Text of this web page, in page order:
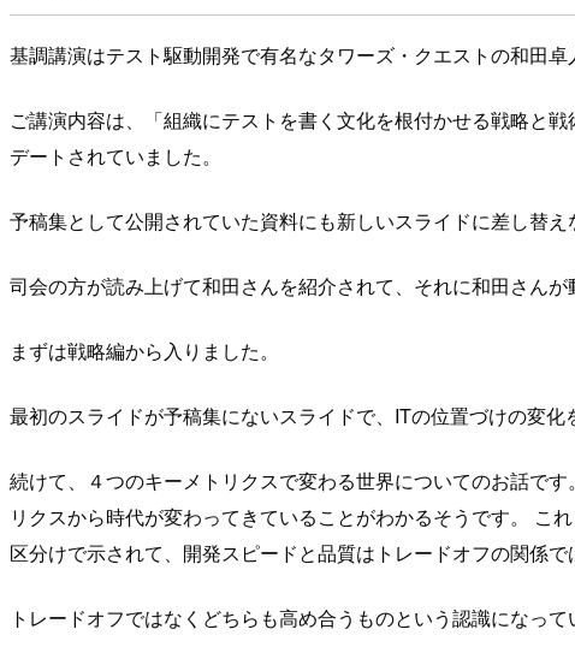
基調講演はテスト駆動開発で有名なタワーズ・クエストの和田卓
ご講演内容は、「組織にテストを書く文化を根付かせる戦略と
デートされていました。
予稿集として公開されていた資料にも新しいスライドに差し替
司会の方が読み上げて和田さんを紹介されて、それに和田さん
まずは戦略編から入りました。
最初のスライドが予稿集にないスライドで、ITの位置づけの変
続けて、４つのキーメトリクスで変わる世界についてのお話で
リクスから時代が変わってきていることがわかるそうです。 こ
区分けで示されて、開発スピードと品質はトレードオフの関係
トレードオフではなくどちらも高め合うものという認識になっ